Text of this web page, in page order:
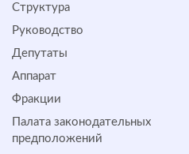
Структура
Руководство
Депутаты
Аппарат
Фракции
Палата законодательных
предположений